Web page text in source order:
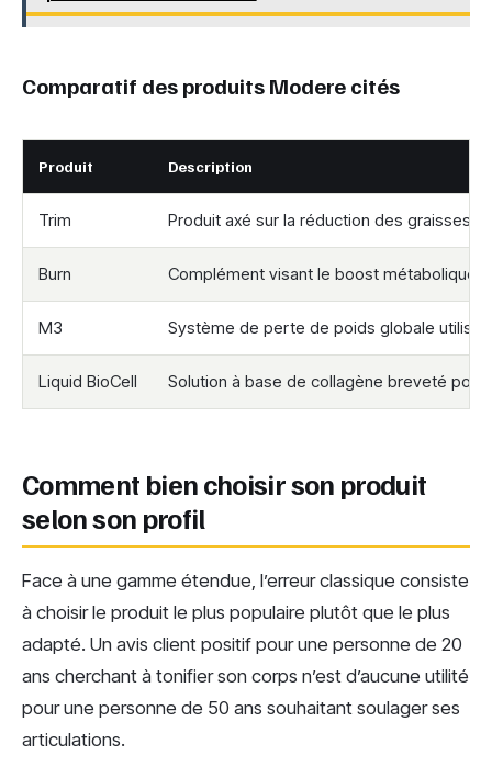
Comparatif des produits Modere cités
Produit Description
Trim Produit axé sur la réduction des graisses
Burn Complément visant le boost métabolique
M3 Système de perte de poids globale
Liquid BioCell Solution à base de collagène breveté
Comment bien choisir son produit
selon son profil
Face à une gamme étendue, l’erreur classique consiste
à choisir le produit le plus populaire plutôt que le plus
adapté. Un avis client positif pour une personne de 20
ans cherchant à tonifier son corps n’est d’aucune utilité
pour une personne de 50 ans souhaitant soulager ses
articulations.